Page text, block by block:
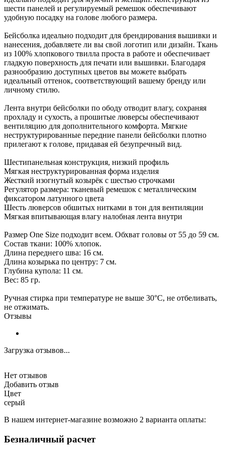
шести панелей и регулируемый ремешок обеспечивают
удобную посадку на голове любого размера.
Бейсболка идеально подходит для брендирования вышивки и
нанесения, добавляете ли вы свой логотип или дизайн. Ткань
из 100% хлопкового твилла проста в работе и обеспечивает
гладкую поверхность для печати или вышивки. Благодаря
разнообразию доступных цветов вы можете выбрать
идеальный оттенок, соответствующий вашему бренду или
личному стилю.
Лента внутри бейсболки по ободу отводит влагу, сохраняя
прохладу и сухость, а прошитые люверсы обеспечивают
вентиляцию для дополнительного комфорта. Мягкие
неструктурированные передние панели бейсболки плотно
прилегают к голове, придавая ей безупречный вид.
Шестипанельная конструкция, низкий профиль
Мягкая неструктурированная форма изделия
Жесткий изогнутый козырёк с шестью строчками
Регулятор размера: тканевый ремешок с металлическим
фиксатором латунного цвета
Шесть люверсов обшитых нитками в тон для вентиляции
Мягкая впитывающая влагу налобная лента внутри
Размер One Size подходит всем. Обхват головы от 55 до 59 см.
Состав ткани: 100% хлопок.
Длина переднего шва: 16 см.
Длина козырька по центру: 7 см.
Глубина купола: 11 см.
Вес: 85 гр.
Ручная стирка при температуре не выше 30°С, не отбеливать,
не отжимать.
Отзывы
Загрузка отзывов...
Нет отзывов
Добавить отзыв
Цвет
серый
В нашем интернет-магазине возможно 2 варианта оплаты:
Безналичный расчет